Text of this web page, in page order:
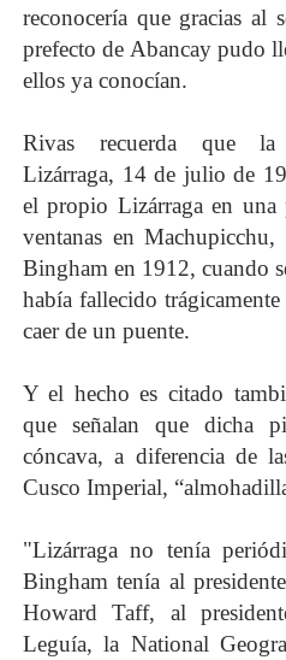
reconocería que gracias al
prefecto de Abancay pudo
ellos ya conocían.
Rivas recuerda que la
Lizárraga, 14 de julio de
el propio Lizárraga en una
ventanas en
Bingham en 1912, cuando
había fallecido
caer de un puente.
Y el hecho es citado
que señalan que dicha
cóncava, a diferencia de
Cusco Imperial,
"Lizárraga no tenía
Bingham tenía al
Howard Taff, al
Leguía, la National